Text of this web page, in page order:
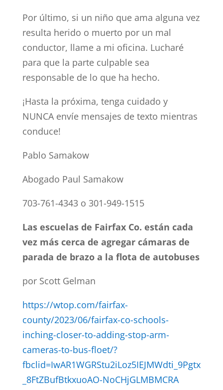
Por último, si un niño que ama alguna vez
resulta herido o muerto por un mal
conductor, llame a mi oficina. Lucharé
para que la parte culpable sea
responsable de lo que ha hecho.
¡Hasta la próxima, tenga cuidado y
NUNCA envíe mensajes de texto mientras
conduce!
Pablo Samakow
Abogado Paul Samakow
703-761-4343 o 301-949-1515
Las escuelas de Fairfax Co. están cada
vez más cerca de agregar cámaras de
parada de brazo a la flota de autobuses
por Scott Gelman
https://wtop.com/fairfax-
county/2023/06/fairfax-co-schools-
inching-closer-to-adding-stop-arm-
cameras-to-bus-floet/?
fbclid=IwAR1WGRStu2iLoz5IEJMWdti_9Pgtx
_8FtZBufBtkxuoAO-NoCHjGLMBMCRA